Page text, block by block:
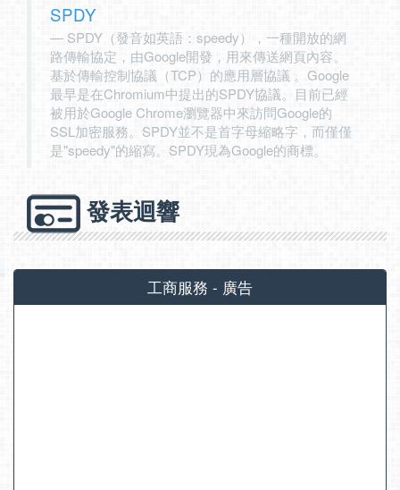
SPDY
SPDY（發音如英語：speedy），一種開放的網
路傳輸協定，由Google開發，用來傳送網頁內容。
基於傳輸控制協議（TCP）的應用層協議 。Google
最早是在Chromium中提出的SPDY協議。目前已經
被用於Google Chrome瀏覽器中來訪問Google的
SSL加密服務。SPDY並不是首字母縮略字，而僅僅
是"speedy"的縮寫。SPDY現為Google的商標。
發表迴響
工商服務 - 廣告